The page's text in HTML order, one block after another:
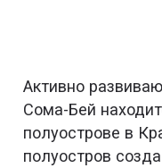
Активно
Сома-Бей
полуострове в
полуостров